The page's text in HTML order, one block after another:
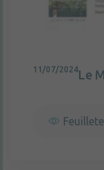
11/07/2024Le